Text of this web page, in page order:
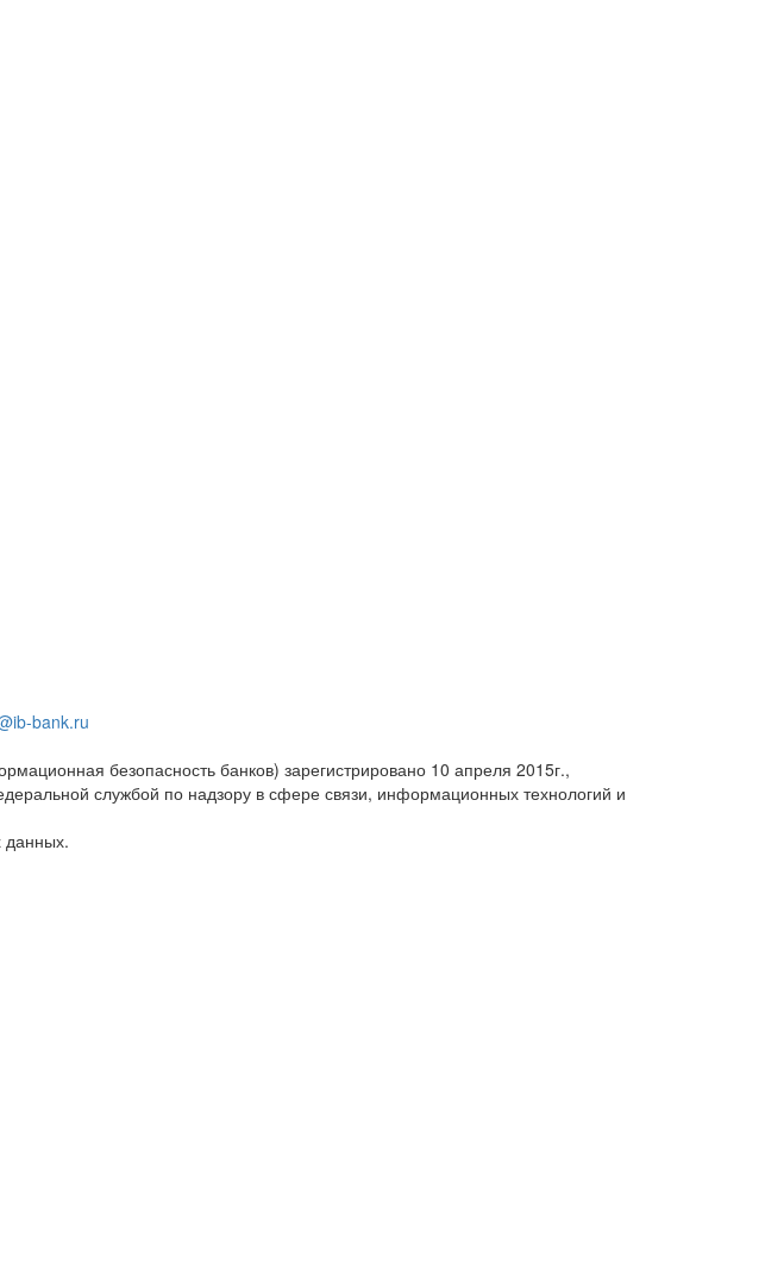
bank.ru
безопасность банков) зарегистрировано 10 апреля 2015г.,
службой по надзору в сфере связи, информационных технологий и
данных.